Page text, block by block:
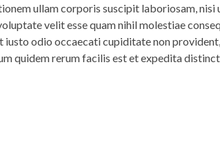
ullam corporis suscipit laboriosam, nisi
velit esse quam nihil molestiae
odio occaecati cupiditate non
quidem rerum facilis est et expedita